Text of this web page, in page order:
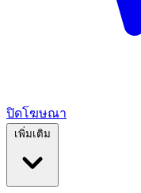
ปิดโฆษณา
เพิ่มเติม